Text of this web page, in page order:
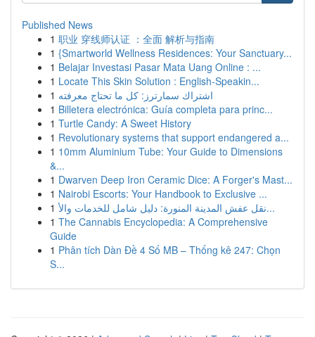
Published News
1 职业 穿线师认证 ：全面 解析与指南
1 {Smartworld Wellness Residences: Your Sanctuary...
1 Belajar Investasi Pasar Mata Uang Online : ...
1 Locate This Skin Solution : English-Speakin...
1 اشتراك سمارترز: كل ما تحتاج معرفته
1 Billetera electrónica: Guía completa para princ...
1 Turtle Candy: A Sweet History
1 Revolutionary systems that support endangered a...
1 10mm Aluminium Tube: Your Guide to Dimensions
&...
1 Dwarven Deep Iron Ceramic Dice: A Forger's Mast...
1 Nairobi Escorts: Your Handbook to Exclusive ...
1
نقل عفش المدينة المنورة: دليل شامل للخدمات والأ...
1 The Cannabis Encyclopedia: A Comprehensive
Guide
1 Phân tích Dàn Đề 4 Số MB – Thống kê 247: Chọn
S...